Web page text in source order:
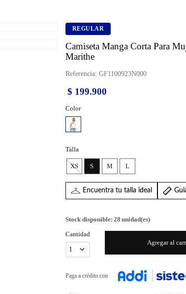
REGULAR
Camiseta Manga Corta Para
Marithe
Referencia: GF1100923N000
$ 199.900
Color
Talla
XS S M L
Encuentra tu talla ideal
Stock disponible: 28 unidad(es)
Cantidad
1
Agregar al
Paga a crédito con